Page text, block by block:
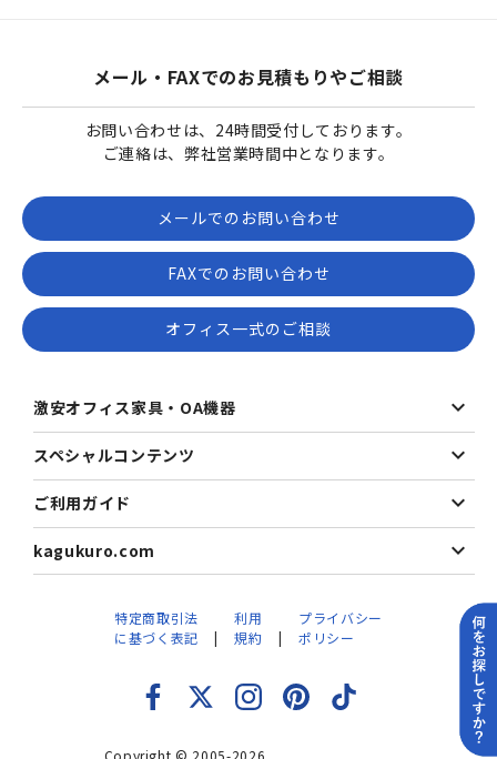
メール・FAXでのお見積もりやご相談
お問い合わせは、24時間受付しております。
ご連絡は、弊社営業時間中となります。
メールでのお問い合わせ
FAXでのお問い合わせ
オフィス一式のご相談
激安オフィス家具・OA機器
スペシャルコンテンツ
ご利用ガイド
kagukuro.com
Copyright © 2005-2026
特定商取引法
に基づく表記
利用
規約
プライバシー
ポリシー